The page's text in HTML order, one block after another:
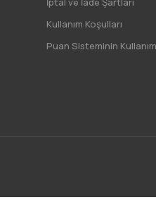
Kullanım Koşulları
Puan Sisteminin